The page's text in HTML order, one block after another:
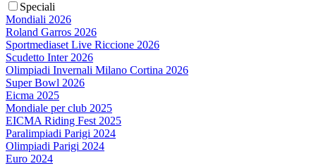
Speciali
Mondiali 2026
Roland Garros 2026
Sportmediaset Live Riccione 2026
Scudetto Inter 2026
Olimpiadi Invernali Milano Cortina 2026
Super Bowl 2026
Eicma 2025
Mondiale per club 2025
EICMA Riding Fest 2025
Paralimpiadi Parigi 2024
Olimpiadi Parigi 2024
Euro 2024